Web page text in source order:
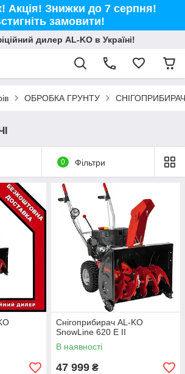
Акція! Знижки до 7 серпня!
замовити!
дилер AL-KO в Україні!
ОБРОБКА ГРУНТУ
0 Фільтри
Снігоприбирач AL-KO
SnowLine 620 E II
В наявності
47 999 ₴